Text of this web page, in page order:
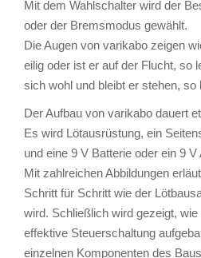
Mit dem Wahlschalter wird der
oder der Bremsmodus gewählt.
Die Augen von varikabo zeigen
eilig oder ist er auf der Flucht, so
sich wohl und bleibt er stehen, so
Der Aufbau von varikabo dauert
Es wird Lötausrüstung, ein
und eine 9 V Batterie oder ein 9 V
Mit zahlreichen Abbildungen
Schritt für Schritt wie der
wird. Schließlich wird gezeigt,
effektive Steuerschaltung
einzelnen Komponenten des